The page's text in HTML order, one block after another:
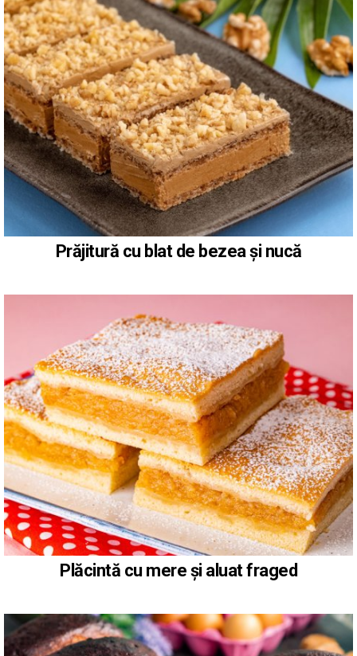
Prăjitură cu blat de bezea și nucă
Plăcintă cu mere și aluat fraged